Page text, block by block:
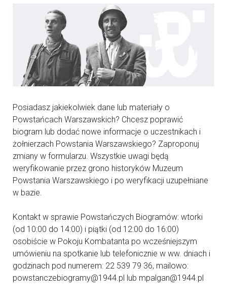
Posiadasz jakiekolwiek dane lub materiały o
Powstańcach Warszawskich? Chcesz poprawić
biogram lub dodać nowe informacje o uczestnikach i
żołnierzach Powstania Warszawskiego? Zaproponuj
zmiany w formularzu. Wszystkie uwagi będą
weryfikowanie przez grono historyków Muzeum
Powstania Warszawskiego i po weryfikacji uzupełniane
w bazie.
Kontakt w sprawie Powstańczych Biogramów: wtorki
(od 10:00 do 14:00) i piątki (od 12:00 do 16:00)
osobiście w Pokoju Kombatanta po wcześniejszym
umówieniu na spotkanie lub telefonicznie w ww. dniach i
godzinach pod numerem: 22 539 79 36, mailowo:
powstanczebiogramy@1944.pl lub mpalgan@1944.pl